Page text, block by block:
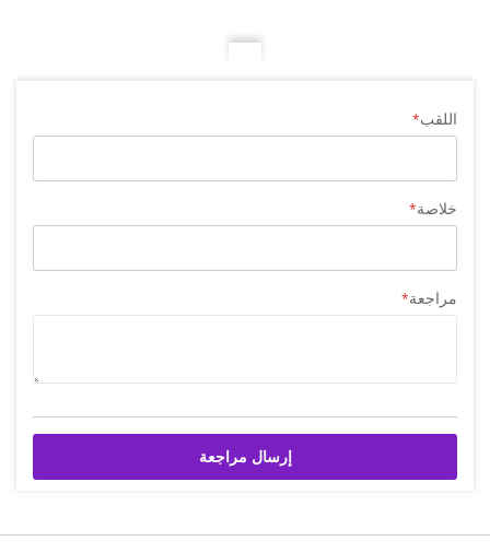
اللقب
خلاصة
مراجعة
إرسال مراجعة